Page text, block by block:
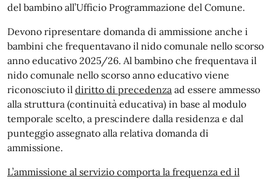
del bambino all’Ufficio Programmazione del Comune.
Devono ripresentare domanda di ammissione anche i
bambini che frequentavano il nido comunale nello scorso
anno educativo 2025/26. Al bambino che frequentava il
nido comunale nello scorso anno educativo viene
riconosciuto il diritto di precedenza ad essere ammesso
alla struttura (continuità educativa) in base al modulo
temporale scelto, a prescindere dalla residenza e dal
punteggio assegnato alla relativa domanda di
ammissione.
L’ammissione al servizio comporta la frequenza ed il